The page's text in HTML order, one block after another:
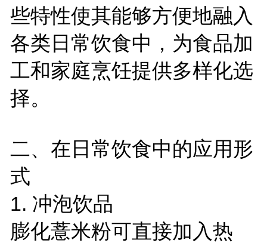
些特性使其能够方便地融入
各类日常饮食中，为食品加
工和家庭烹饪提供多样化选
择。
二、在日常饮食中的应用形
式
1. 冲泡饮品
膨化薏米粉可直接加入热